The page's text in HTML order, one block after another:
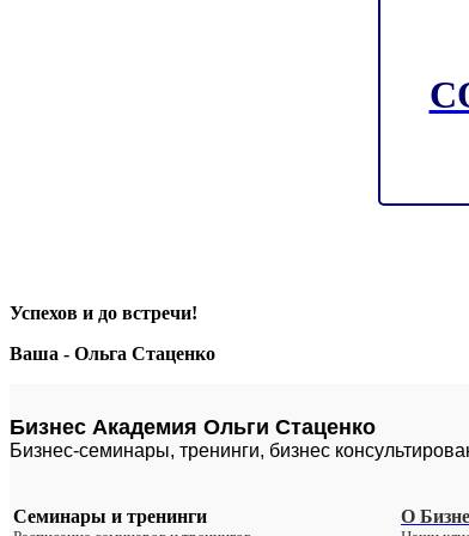
Успехов и до встречи!
Ваша - Ольга Стаценко
Бизнес Академия Ольги Стаценко
Бизнес-семинары, тренинги, бизнес
Семинары и тренинги О